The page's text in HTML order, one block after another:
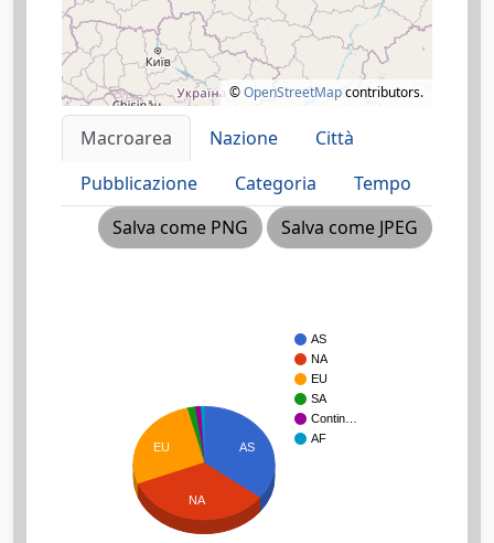
©OpenStreetMapcontributors.
Macroarea Nazione
Città
Pubblicazione
Categoria
Tempo
Salva come PNG
Salva come JPEG
AS
NA
EU
SA
Contin…
AF
AS
EU
NA